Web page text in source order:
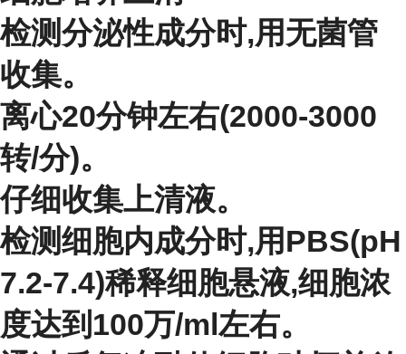
检测分泌性成分时,用无菌管
收集。
离心20分钟左右(2000-3000
转/分)。
仔细收集上清液。
检测细胞内成分时,用PBS(pH
7.2-7.4)稀释细胞悬液,细胞浓
度达到100万/ml左右。